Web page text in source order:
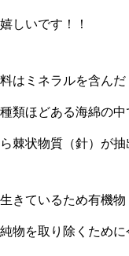
しいです！！
はミネラルを含んだ
類ほどある海綿の
棘状物質（針）が抽
きているため有機物
物を取り除くため